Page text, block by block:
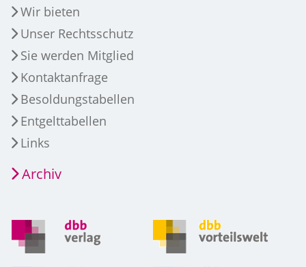
Wir bieten
Unser Rechtsschutz
Sie werden Mitglied
Kontaktanfrage
Besoldungstabellen
Entgelttabellen
Links
Archiv